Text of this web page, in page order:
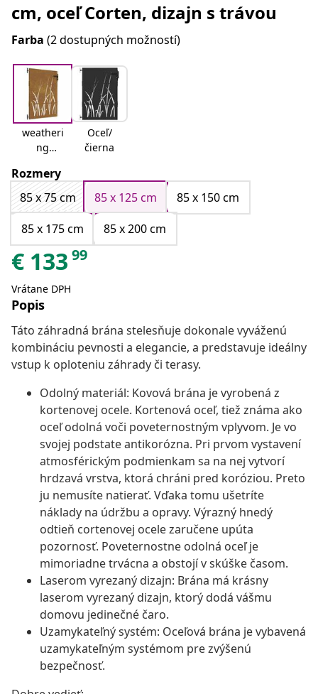
cm, oceľ Corten, dizajn s trávou
Farba (2 dostupných možností)
weatheri
ng
y
Oceľ/
čierna
Rozmery
85 x 75 cm
85 x 125 cm
85 x 150 cm
85 x 175 cm
85 x 200 cm
€ 133 99
Vrátane DPH
Popis
Táto záhradná brána stelesňuje dokonale vyváženú
kombináciu pevnosti a elegancie, a predstavuje ideálny
vstup k oploteniu záhrady či terasy.
Odolný materiál: Kovová brána je vyrobená z
kortenovej ocele. Kortenová oceľ, tiež známa ako
oceľ odolná voči poveternostným vplyvom. Je vo
svojej podstate antikorózna. Pri prvom vystavení
atmosférickým podmienkam sa na nej vytvorí
hrdzavá vrstva, ktorá chráni pred koróziou. Preto
ju nemusíte natierať. Vďaka tomu ušetríte
náklady na údržbu a opravy. Výrazný hnedý
odtieň cortenovej ocele zaručene upúta
pozornosť. Poveternostne odolná oceľ je
mimoriadne trvácna a obstojí v skúške časom.
Laserom vyrezaný dizajn: Brána má krásny
laserom vyrezaný dizajn, ktorý dodá vášmu
domovu jedinečné čaro.
Uzamykateľný systém: Oceľová brána je vybavená
uzamykateľným systémom pre zvýšenú
bezpečnosť.